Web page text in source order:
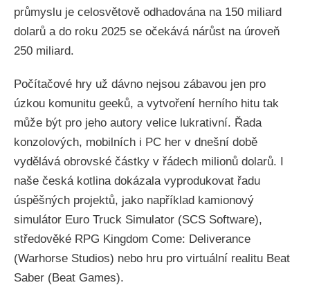
průmyslu je celosvětově odhadována na 150 miliard
dolarů a do roku 2025 se očekává nárůst na úroveň
250 miliard.
Počítačové hry už dávno nejsou zábavou jen pro
úzkou komunitu geeků, a vytvoření herního hitu tak
může být pro jeho autory velice lukrativní. Řada
konzolových, mobilních i PC her v dnešní době
vydělává obrovské částky v řádech milionů dolarů. I
naše česká kotlina dokázala vyprodukovat řadu
úspěšných projektů, jako například kamionový
simulátor Euro Truck Simulator (SCS Software),
středověké RPG Kingdom Come: Deliverance
(Warhorse Studios) nebo hru pro virtuální realitu Beat
Saber (Beat Games).